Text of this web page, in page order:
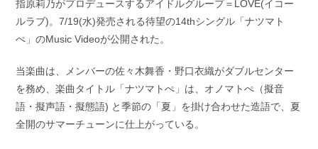
指原莉乃がプロデュースするアイドルグループ＝LOVE(イコー
ルラブ)。7/19(水)発売される待望の14thシングル「ナツマト
ぺ」のMusic Videoが公開された。
当楽曲は、メンバーの佐々木舞香・野口衣織がダブルセンター
を務め、楽曲タイトル「ナツマトぺ」は、オノマトぺ（擬音
語・擬声語・擬態語) と季節の「夏」を掛け合わせた造語で、夏
全開のサマーチューンに仕上がっている。